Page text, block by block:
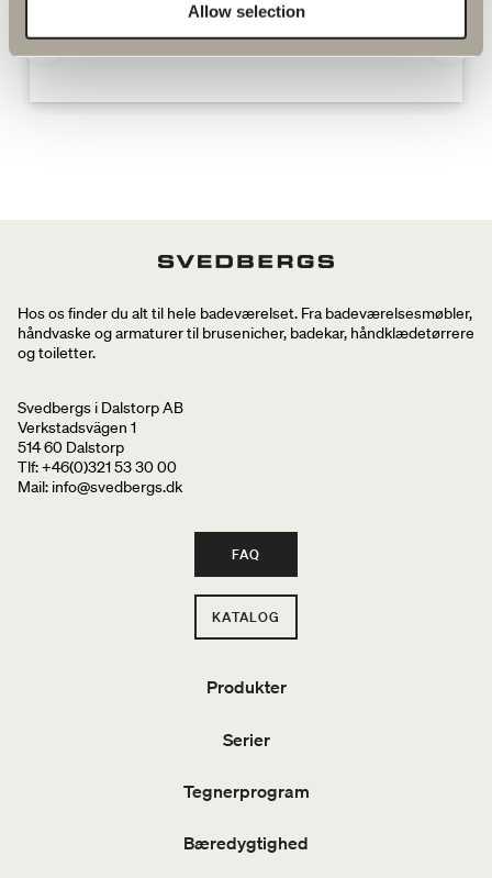
Allow selection
Spika brusesæt reservedele
Hos os finder du alt til hele badeværelset. Fra badeværelsesmøbler,
håndvaske og armaturer til brusenicher, badekar, håndklædetørrere
og toiletter.
Svedbergs i Dalstorp AB
Verkstadsvägen 1
514 60 Dalstorp
Tlf: +46(0)321 53 30 00
Mail: info@svedbergs.dk
FAQ
KATALOG
Produkter
Serier
Tegnerprogram
Bæredygtighed